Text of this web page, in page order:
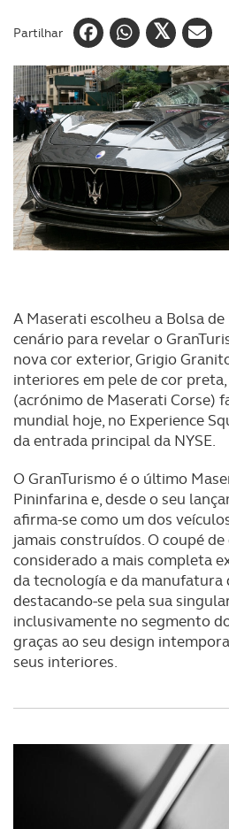
Partilhar
A Maserati escolheu a Bolsa
cenário para revelar o
nova cor exterior, Grigio
interiores em pele de cor
(acrónimo de Maserati Corse)
mundial hoje, no Experience
da entrada principal da NYSE.
O GranTurismo é o último
Pininfarina e, desde o seu
afirma-se como um dos
jamais construídos. O coupé
considerado a mais completa
da tecnología e da manufatura
destacando-se pela sua
inclusivamente no segmento
graças ao seu design
seus interiores.